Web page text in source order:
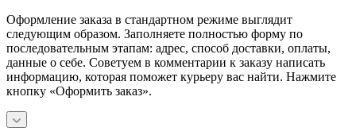
Оформление заказа в стандартном режиме выглядит
следующим образом. Заполняете полностью форму по
последовательным этапам: адрес, способ доставки, оплаты,
данные о себе. Советуем в комментарии к заказу написать
информацию, которая поможет курьеру вас найти. Нажмите
кнопку «Оформить заказ».